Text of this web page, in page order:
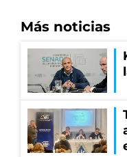
Más noticias